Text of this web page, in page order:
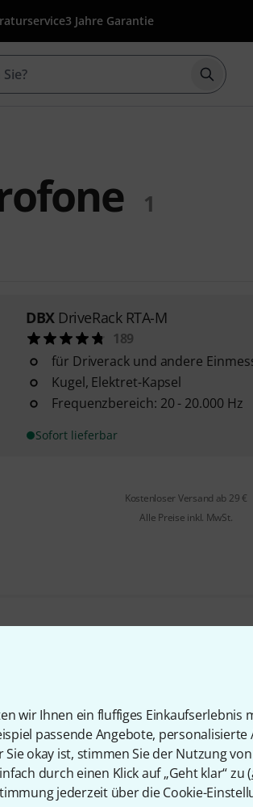
wir Ihnen ein fluffiges Einkaufserlebnis
passende Angebote,
okay ist, stimmen Sie der Nutzung
durch einen Klick auf „Geht klar“ zu (
jederzeit über die Cookie-
3 Jahre Garantie
Suche
1
DBX DriveRack RTA-M
189
für Driverack und andere
Kugel, Elektret-Kapsel
Frequenzbereich: 20 - 20.000 Hz
Sofort lieferbar
Kostenloser Versand ab 29 €
Alle Preise inkl. MwSt.